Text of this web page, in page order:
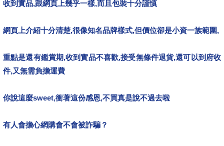
收到實品,跟網頁上幾乎一樣,而且包裝十分謹慎
網頁上介紹十分清楚,很像知名品牌樣式,但價位卻是小資一族範圍,
重點是還有鑑賞期,收到實品不喜歡,接受無條件退貨,還可以到府收
件,又無需負擔運費
你說這麼sweet,衝著這份感恩,不買真是說不過去啦
有人會擔心網購會不會被詐騙？